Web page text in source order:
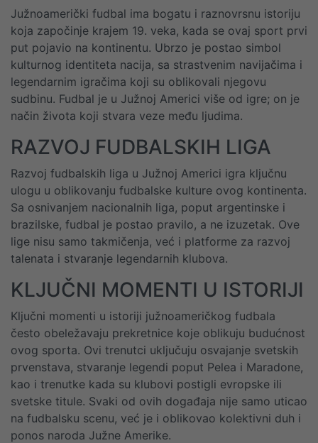
Južnoamerički fudbal ima bogatu i raznovrsnu istoriju
koja započinje krajem 19. veka, kada se ovaj sport prvi
put pojavio na kontinentu. Ubrzo je postao simbol
kulturnog identiteta nacija, sa strastvenim navijačima i
legendarnim igračima koji su oblikovali njegovu
sudbinu. Fudbal je u Južnoj Americi više od igre; on je
način života koji stvara veze među ljudima.
RAZVOJ FUDBALSKIH LIGA
Razvoj fudbalskih liga u Južnoj Americi igra ključnu
ulogu u oblikovanju fudbalske kulture ovog kontinenta.
Sa osnivanjem nacionalnih liga, poput argentinske i
brazilske, fudbal je postao pravilo, a ne izuzetak. Ove
lige nisu samo takmičenja, već i platforme za razvoj
talenata i stvaranje legendarnih klubova.
KLJUČNI MOMENTI U ISTORIJI
Ključni momenti u istoriji južnoameričkog fudbala
često obeležavaju prekretnice koje oblikuju budućnost
ovog sporta. Ovi trenutci uključuju osvajanje svetskih
prvenstava, stvaranje legendi poput Pelea i Maradone,
kao i trenutke kada su klubovi postigli evropske ili
svetske titule. Svaki od ovih događaja nije samo uticao
na fudbalsku scenu, već je i oblikovao kolektivni duh i
ponos naroda Južne Amerike.